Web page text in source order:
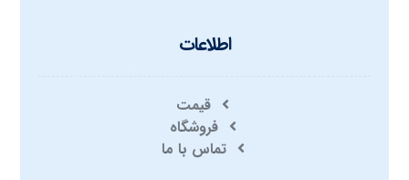
اطلاعات
قیمت
فروشگاه
تماس با ما